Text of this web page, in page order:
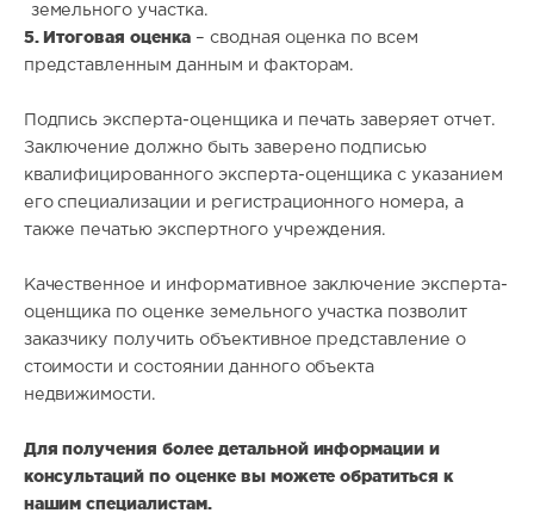
земельного участка.
5. Итоговая оценка– сводная оценка по всем
представленным данным и факторам.
Подпись эксперта-оценщика и печать заверяет отчет.
Заключение должно быть заверено подписью
квалифицированного эксперта-оценщика с указанием
его специализации и регистрационного номера, а
также печатью экспертного учреждения.
Качественное и информативное заключение эксперта-
оценщика по оценке земельного участка позволит
заказчику получить объективное представление о
стоимости и состоянии данного объекта
недвижимости.
Для получения более детальной информации и
консультаций по оценке вы можете обратиться к
нашим специалистам.